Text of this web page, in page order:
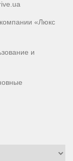
«Люкс
и